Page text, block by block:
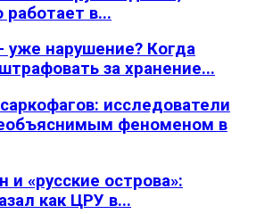
работает в...
уже нарушение? Когда
за хранение...
исследователи
феноменом в
и «русские острова»:
как ЦРУ в...